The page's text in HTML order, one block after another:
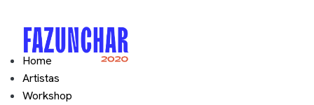
Home
Artistas
Workshop